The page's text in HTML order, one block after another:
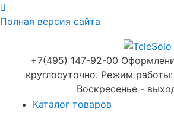
Полная версия сайта
+7(495) 147-92-00
круглосуточно. Режим
Воскресенье -
Каталог товаров